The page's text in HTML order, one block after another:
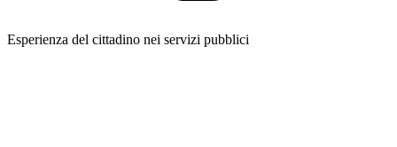
Esperienza del cittadino nei servizi pubblici